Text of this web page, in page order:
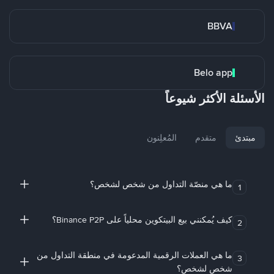
BBVA
Belo app
الأسئلة الأكثر شيوعاً
مبتدئ متقدم المُعلِنون
1 ما هي منصّة التداول من شخص لشخص؟
2 كيف يُمكنني بيع البيتكوين محلياً على Binance P2P؟
3 ما هي العملات الرقمية المدعومة في منطقة التداول من
شخص لشخص؟